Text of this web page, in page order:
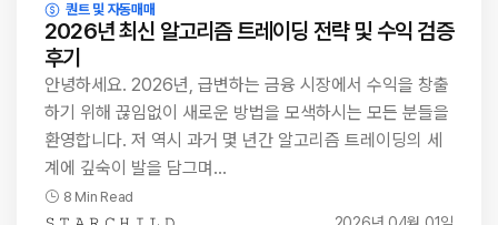
퀀트 및 자동매매
2026년 최신 알고리즘 트레이딩 전략 및 수익 검증
후기
안녕하세요. 2026년, 급변하는 금융 시장에서 수익을 창출
하기 위해 끊임없이 새로운 방법을 모색하시는 모든 분들을
환영합니다. 저 역시 과거 몇 년간 알고리즘 트레이딩의 세
계에 깊숙이 발을 담그며…
8 Min Read